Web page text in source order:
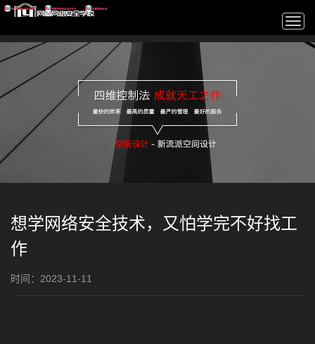
想学网络安全技术，又怕学完不好找工
作
时间：2023-11-11